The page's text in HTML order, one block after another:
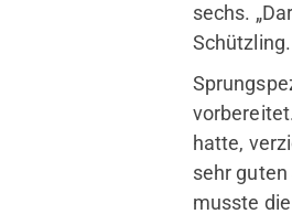
sechs.
Schützling.
hatte,
sehr
musste